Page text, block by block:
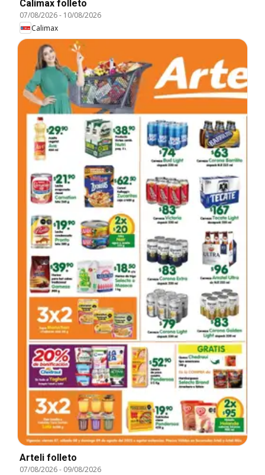
Calimax folleto
07/08/2026- 10/08/2026
Calimax
Arteli folleto
07/08/2026- 09/08/2026